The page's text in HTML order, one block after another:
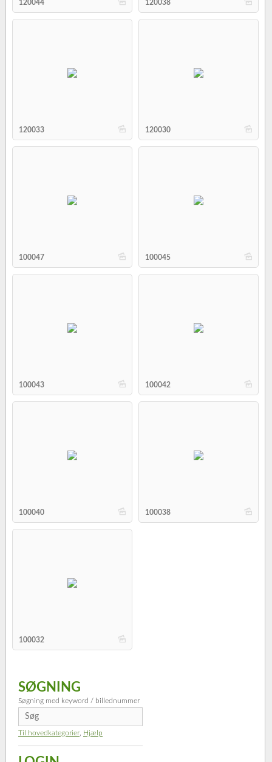
120044 120038
b
120033 b
120030
b
100047 b
100045
b
100043 b
100042
b
100040 b
100038
b
100032
SØGNING
Søgning med keyword / billednummer
Til hovedkategorier Hjælp